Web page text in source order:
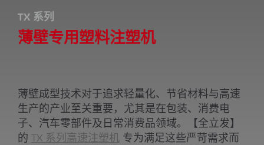
TX 系列
薄壁专用塑料注塑机
薄壁成型技术对于追求轻量化、节省材料与高速
生产的产业至关重要，尤其是在包装、消费电
子、汽车零部件及日常消费品领域。【全立发】
的
TX 系列高速注塑机
专为满足这些严苛需求而